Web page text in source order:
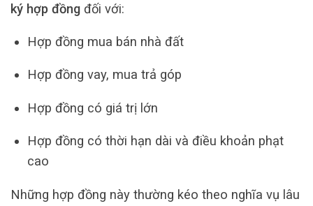
ký hợp đồng đối với:
Hợp đồng mua bán nhà đất
Hợp đồng vay, mua trả góp
Hợp đồng có giá trị lớn
Hợp đồng có thời hạn dài và điều khoản phạt
cao
Những hợp đồng này thường kéo theo nghĩa vụ lâu